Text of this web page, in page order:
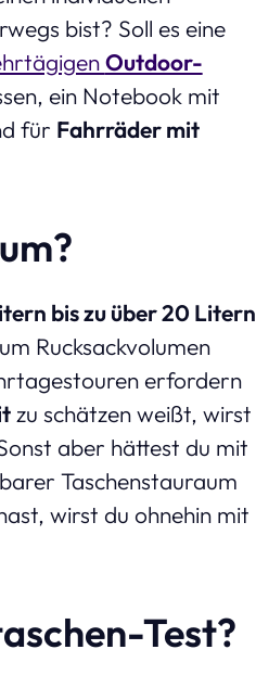
bist? Soll es eine
Outdoor-
ein Notebook mit
für Fahrräder mit
bis zu über 20 Litern
Rucksackvolumen
erfordern
zu schätzen weißt, wirst
aber hättest du mit
Taschenstauraum
wirst du ohnehin mit
Test?